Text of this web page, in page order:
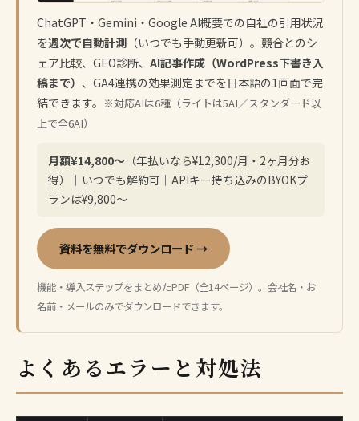
ChatGPT・Gemini・Google AI概要での自社の引用状況
を週次で自動計測 （いつでも手動更新可）。競合とのシ
ェア比較、GEO診断、 AI記事作成（WordPress下書き入
稿まで） 、GA4連携の効果測定までを日本語の1画面で完
結できます。 ※対応AIは6種（ライトは5AI／スタンダード以
上で全6AI）
月額¥14,800〜 （年払いなら¥12,300/月・2ヶ月分お
得）｜いつでも解約可｜APIキー持ち込みのBYOKプ
ランは¥9,800〜
資料を無料でダウンロード →
機能・導入ステップをまとめたPDF（全14ページ）。会社名・お
名前・メールのみでダウンロードできます。
よくあるエラーと対処法